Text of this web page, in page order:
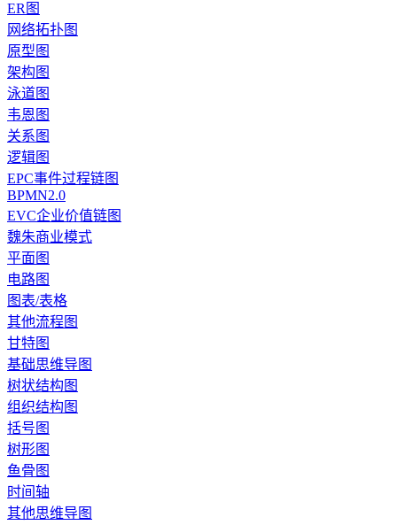
ER图
网络拓扑图
原型图
架构图
泳道图
韦恩图
关系图
逻辑图
EPC事件过程链图
BPMN2.0
EVC企业价值链图
魏朱商业模式
平面图
电路图
图表/表格
其他流程图
甘特图
基础思维导图
树状结构图
组织结构图
括号图
树形图
鱼骨图
时间轴
其他思维导图